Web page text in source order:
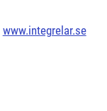
www.integrelar.se